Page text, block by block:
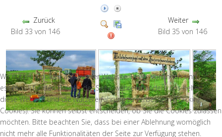
Zurück
Bild 33 von 146
Weiter
Bild 35 von 146
Wir nutzen Cookies auf unserer Website. Einige von ihnen sind
essenziell für den Betrieb der Seite, während andere uns helfen,
diese Website und die Nutzererfahrung zu verbessern (Tracking
Cookies). Sie können selbst entscheiden, ob Sie die Cookies zulassen
möchten. Bitte beachten Sie, dass bei einer Ablehnung womöglich
nicht mehr alle Funktionalitäten der Seite zur Verfügung stehen.